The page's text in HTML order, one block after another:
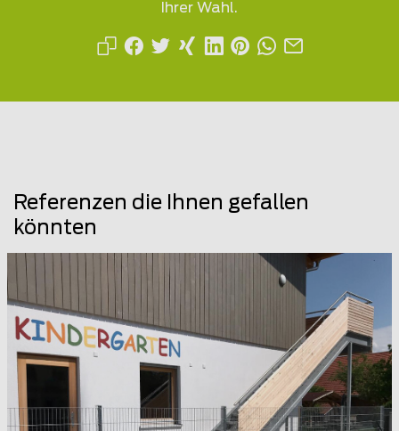
Ihrer Wahl.
Referenzen die Ihnen gefallen
könnten